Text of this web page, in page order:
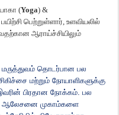
(Yoga) &
பயிற்சி பெற்றுள்ளார், உளவியலில்
ஆராய்ச்சியிலும்
மருத்துவம் தொடர்பான பல
மற்றும் நோயாளிகளுக்கு
பிரதான நோக்கம். பல
ஆலேசனை முகாம்களை